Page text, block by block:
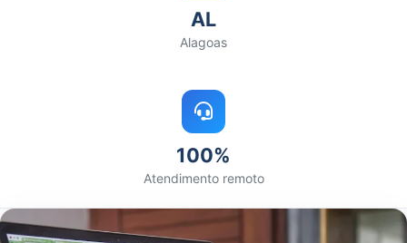
AL
Alagoas
100%
Atendimento remoto